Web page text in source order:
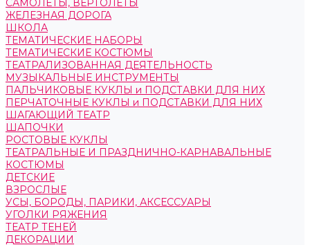
САМОЛЕТЫ, ВЕРТОЛЕТЫ
ЖЕЛЕЗНАЯ ДОРОГА
ШКОЛА
ТЕМАТИЧЕСКИЕ НАБОРЫ
ТЕМАТИЧЕСКИЕ КОСТЮМЫ
ТЕАТРАЛИЗОВАННАЯ ДЕЯТЕЛЬНОСТЬ
МУЗЫКАЛЬНЫЕ ИНСТРУМЕНТЫ
ПАЛЬЧИКОВЫЕ КУКЛЫ и ПОДСТАВКИ ДЛЯ НИХ
ПЕРЧАТОЧНЫЕ КУКЛЫ и ПОДСТАВКИ ДЛЯ НИХ
ШАГАЮЩИЙ ТЕАТР
ШАПОЧКИ
РОСТОВЫЕ КУКЛЫ
ТЕАТРАЛЬНЫЕ И ПРАЗДНИЧНО-КАРНАВАЛЬНЫЕ
КОСТЮМЫ
ДЕТСКИЕ
ВЗРОСЛЫЕ
УСЫ, БОРОДЫ, ПАРИКИ, АКСЕССУАРЫ
УГОЛКИ РЯЖЕНИЯ
ТЕАТР ТЕНЕЙ
ДЕКОРАЦИИ